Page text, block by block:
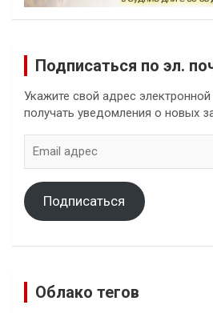
Подписаться по эл.
Укажите свой адрес
получать уведомления о новых
адрес
Подписаться
Облако тегов